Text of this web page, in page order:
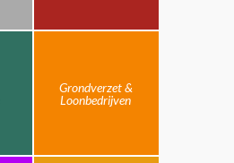
Grondverzet &
Loonbedrijven